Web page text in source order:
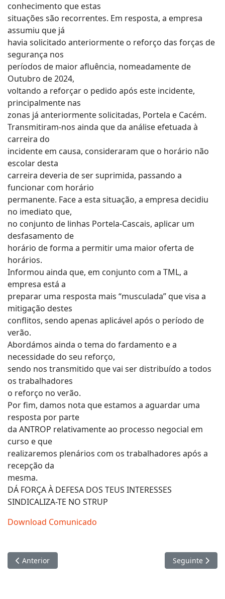
conhecimento que estas
situações são recorrentes. Em resposta, a empresa
assumiu que já
havia solicitado anteriormente o reforço das forças de
segurança nos
períodos de maior afluência, nomeadamente de
Outubro de 2024,
voltando a reforçar o pedido após este incidente,
principalmente nas
zonas já anteriormente solicitadas, Portela e Cacém.
Transmitiram-nos ainda que da análise efetuada à
carreira do
incidente em causa, consideraram que o horário não
escolar desta
carreira deveria de ser suprimida, passando a
funcionar com horário
permanente. Face a esta situação, a empresa decidiu
no imediato que,
no conjunto de linhas Portela-Cascais, aplicar um
desfasamento de
horário de forma a permitir uma maior oferta de
horários.
Informou ainda que, em conjunto com a TML, a
empresa está a
preparar uma resposta mais “musculada” que visa a
mitigação destes
conflitos, sendo apenas aplicável após o período de
verão.
Abordámos ainda o tema do fardamento e a
necessidade do seu reforço,
sendo nos transmitido que vai ser distribuído a todos
os trabalhadores
o reforço no verão.
Por fim, damos nota que estamos a aguardar uma
resposta por parte
da ANTROP relativamente ao processo negocial em
curso e que
realizaremos plenários com os trabalhadores após a
recepção da
mesma.
DÁ FORÇA À DEFESA DOS TEUS INTERESSES
SINDICALIZA-TE NO STRUP
Download Comunicado
Artigo anterior: Aos Trabalhadores da Carris
Anterior Artigo
Seguinte